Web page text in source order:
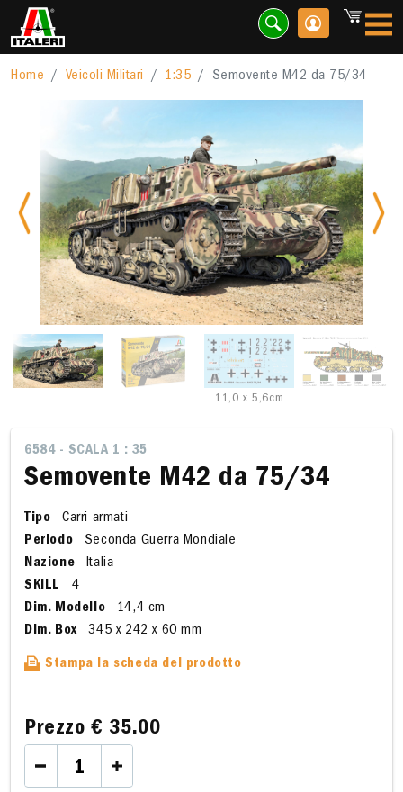
Home Veicoli Militari 1:35 Semovente M42 da 75/34
Previous
11,0 x 5,6cm
6584 - SCALA 1 : 35
Semovente M42 da 75/34
Tipo
Carri armati
Periodo
Seconda Guerra Mondiale
Nazione
Italia
SKILL
4
Dim. Modello
14,4 cm
Dim. Box
345 x 242 x 60 mm
Stampa la scheda del prodotto
Prezzo€ 35.00